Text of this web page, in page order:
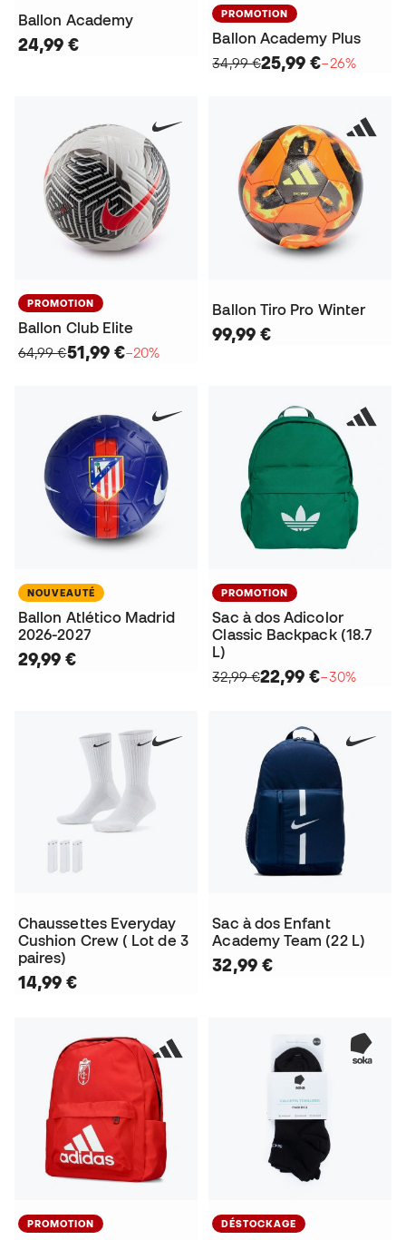
Ballon Academy
24,99 €
PROMOTION
Ballon Academy Plus
34,99 €25,99 €−26%
PROMOTION
Ballon Club Elite
64,99 €51,99 €−20%
Ballon Tiro Pro Winter
99,99 €
NOUVEAUTÉ
Ballon Atlético Madrid
2026-2027
29,99 €
PROMOTION
Sac à dos Adicolor
Classic Backpack (18.7
L)
32,99 €22,99 €−30%
Chaussettes Everyday
Cushion Crew ( Lot de 3
paires)
14,99 €
Sac à dos Enfant
Academy Team (22 L)
32,99 €
PROMOTION DÉSTOCKAGE